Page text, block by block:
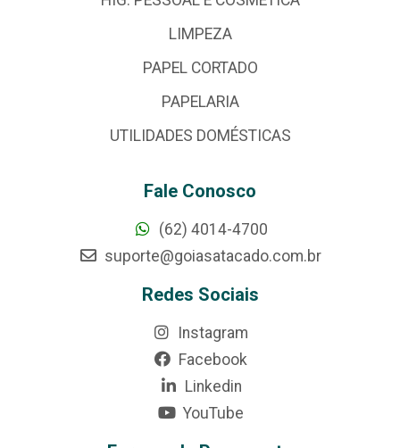
LIMPEZA
PAPEL CORTADO
PAPELARIA
UTILIDADES DOMÉSTICAS
Fale Conosco
(62) 4014-4700
suporte@goiasatacado.com.br
Redes Sociais
Instagram
Facebook
Linkedin
YouTube